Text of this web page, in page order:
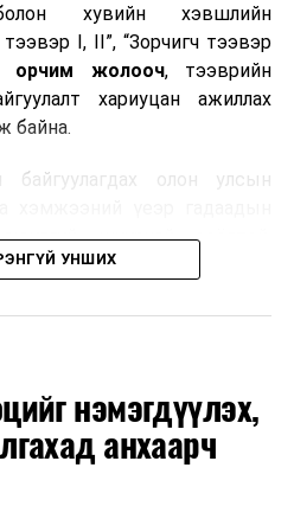
хувийн хэвшлийн
тээвэр I, II”, “Зорчигч тээвэр
орчим жолооч, тээврийн
хариуцан ажиллах
байна.
олон улсын
шуурхай, соёлтой,
үйлчилгээ үзүүлэх
зочид, төлөөлөгчдийн
жолооч нарын үүрэг
үйлчилгээний соёл, ёс зүй,
талаар нэгдсэн мэдээлэл
УНШИХ
нэмэгдүүлэх,
анхаарч